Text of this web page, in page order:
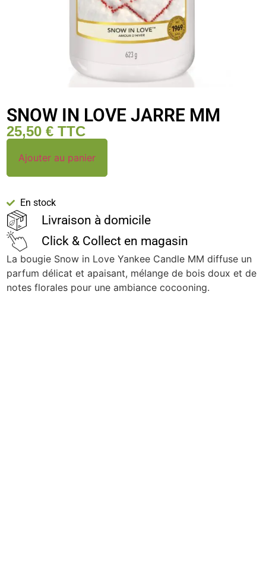
SNOW IN LOVE JARRE MM
25,50€ TTC
Ajouter au panier
En stock
Livraison à domicile
Click & Collect en magasin
La bougie Snow in Love Yankee Candle MM diffuse un
parfum délicat et apaisant, mélange de bois doux et de
notes florales pour une ambiance cocooning.